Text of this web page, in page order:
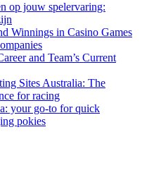
op jouw spelervaring:
Winnings in Casino Games
and Team’s Current
Sites Australia: The
for racing
your go-to for quick
pokies